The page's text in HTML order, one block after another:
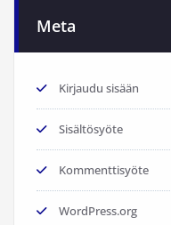
Meta
Kirjaudu sisään
Sisältösyöte
Kommenttisyöte
WordPress.org